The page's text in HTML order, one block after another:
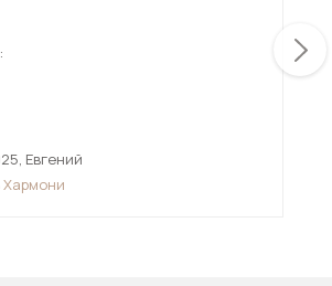
, Евгений
Хармони